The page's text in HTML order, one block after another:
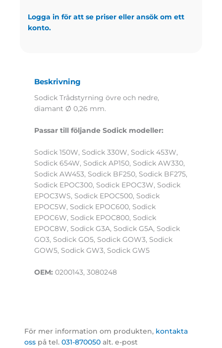
Logga in för att se priser eller ansök om ett
konto.
Beskrivning
Sodick Trådstyrning övre och nedre,
diamant Ø 0,26 mm.
Passar till följande Sodick modeller:
Sodick 150W, Sodick 330W, Sodick 453W,
Sodick 654W, Sodick AP150, Sodick AW330,
Sodick AW453, Sodick BF250, Sodick BF275,
Sodick EPOC300, Sodick EPOC3W, Sodick
EPOC3WS, Sodick EPOC500, Sodick
EPOC5W, Sodick EPOC600, Sodick
EPOC6W, Sodick EPOC800, Sodick
EPOC8W, Sodick G3A, Sodick G5A, Sodick
GO3, Sodick GO5, Sodick GOW3, Sodick
GOW5, Sodick GW3, Sodick GW5
OEM:0200143, 3080248
För mer information om produkten, kontakta
oss på tel.031-870050 alt. e-post